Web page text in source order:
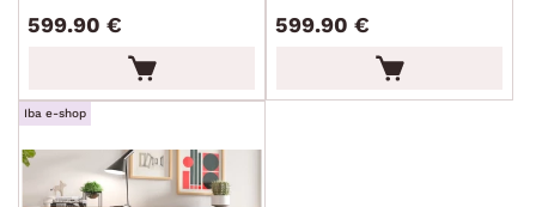
599.90 € 599.90 €
Iba e-shop